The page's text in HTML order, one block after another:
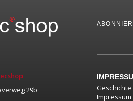
29b
Geschichte
Impressum